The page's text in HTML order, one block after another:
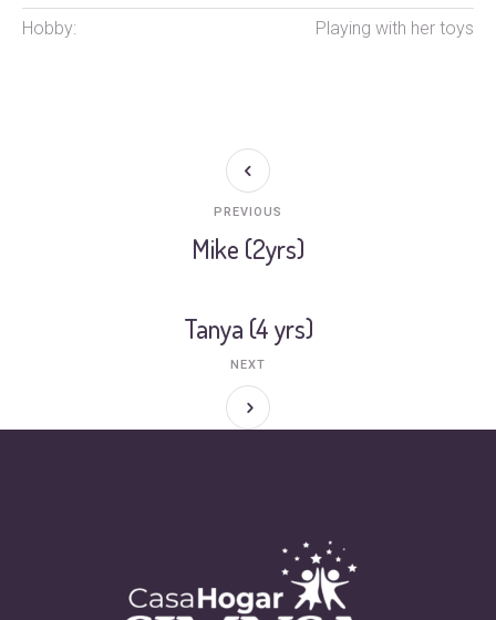
Hobby:
Playing with her toys
Mike (2yrs)
PREVIOUS
Tanya (4 yrs)
NEXT